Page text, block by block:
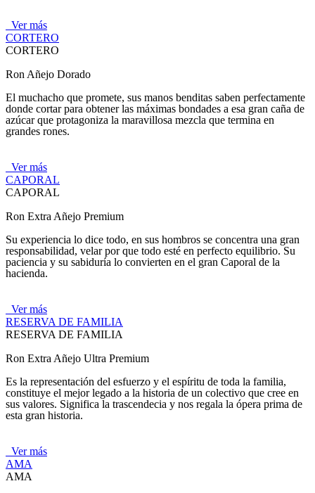
Ver más
CORTERO
CORTERO
Ron Añejo Dorado
El muchacho que promete, sus manos benditas saben perfectamente
donde cortar para obtener las máximas bondades a esa gran caña de
azúcar que protagoniza la maravillosa mezcla que termina en
grandes rones.
Ver más
CAPORAL
CAPORAL
Ron Extra Añejo Premium
Su experiencia lo dice todo, en sus hombros se concentra una gran
responsabilidad, velar por que todo esté en perfecto equilibrio. Su
paciencia y su sabiduría lo convierten en el gran Caporal de la
hacienda.
Ver más
RESERVA DE FAMILIA
RESERVA DE FAMILIA
Ron Extra Añejo Ultra Premium
Es la representación del esfuerzo y el espíritu de toda la familia,
constituye el mejor legado a la historia de un colectivo que cree en
sus valores. Significa la trascendecia y nos regala la ópera prima de
esta gran historia.
Ver más
AMA
AMA